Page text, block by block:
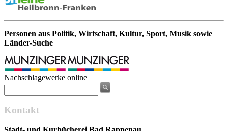
Personen aus Politik, Wirtschaft, Kultur, Sport, Musik sowie
Länder-Suche
Nachschlagewerke online
Kontakt